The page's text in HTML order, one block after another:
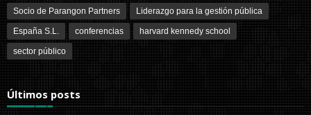
Socio de Parangon Partners Liderazgo para la gestión pública
España S.L. conferencias harvard kennedy school
sector público
Últimos posts